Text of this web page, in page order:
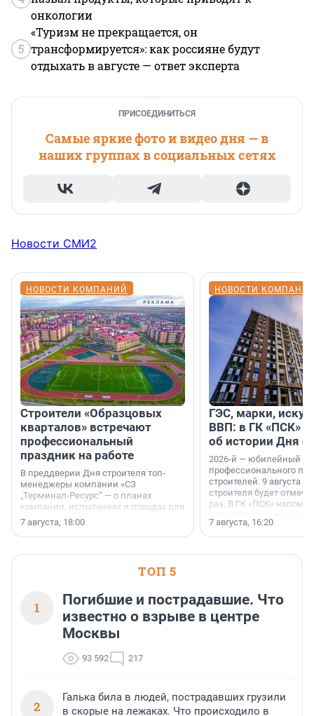
онкологии
5
«Туризм не прекращается, он
трансформируется»: как россияне будут
отдыхать в августе — ответ эксперта
ПРИСОЕДИНИТЬСЯ
Самые яркие фото и видео дня — в
наших группах в социальных сетях
Новости СМИ2
НОВОСТИ КОМПАНИЙ
Строители «Образцовых
кварталов» встречают
профессиональный
праздник на работе
В преддверии Дня строителя топ-
менеджеры компании «СЗ
„Терминал-Ресурс“ — о планах
компании, испытаниях и поводах для
осторожного оптимизма.
7 августа, 18:00
НОВОСТИ
ГЭС, марки,
ВВП: в ГК «ПСК»
об истории Дня
2026-й — юбилейный
профессионального
строителей. 9 августа
строителя будет
раз. В ГК «ПСК»
поменялась роль
7 августа, 16:20
ТОП 5
1
Погибшие и пострадавшие. Что
известно о взрыве в центре
Москвы
93 592 217
2
Галька била в людей, пострадавших грузили
в скорые на лежаках. Что происходило в